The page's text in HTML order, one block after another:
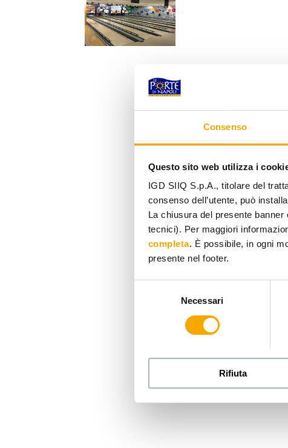
Consenso
Questo sito web utilizza i
IGD SIIQ S.p.A., titolare del
consenso dell’utente, può
La chiusura del presente
tecnici). Per maggiori
completa. È possibile, in ogni
presente nel footer.
Necessari
Rifiuta